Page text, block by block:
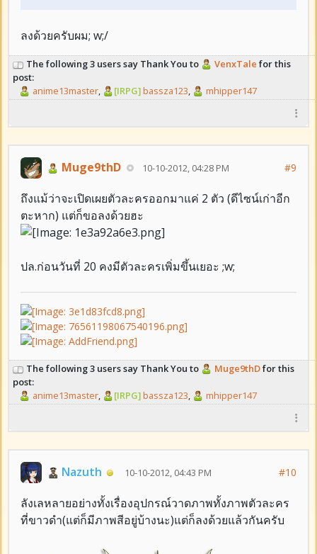
ลงด้วยครับผม; w;/
The following 3 users say Thank You to VenxTale for this
post:
anime13master, [IRPG]bassza123, mhipper147
Muge9thD 10-10-2012, 04:28 PM #9
ถึงแม้ว่าจะเปิดเผยตัวละครออกมาแค่ 2 ตัว (ดีไซน์เก่าอีก
ตะหาก) แต่ก็ขอลงด้วยฮะ
ปล.ก่อนวันที่ 20 คงมีตัวละครเพิ่มขึ้นเยอะ ;w;
The following 3 users say Thank You to Muge9thDfor this
post:
anime13master, [IRPG]bassza123, mhipper147
Nazuth 10-10-2012, 04:43 PM #10
ลังเลหลายอย่างทั้งเรื่องอุปกรณ์วาดภาพทั้งภาพตัวละคร
ที่ขาวดำ(แต่ก็มีภาพสีอยู่บ้างนะ)แต่ก็ลงด้วยแล้วกันครับ